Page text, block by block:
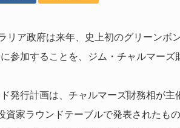
リア政府は来年、史上初のグリーンボ
参加することを、ジム・チャルマーズ
発行計画は、チャルマーズ財務相が
資家ラウンドテーブルで発表されたも